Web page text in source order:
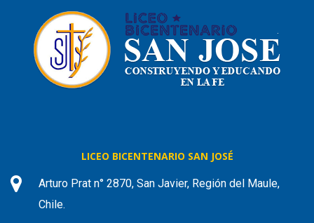
LICEO BICENTENARIO SAN JOSÉ
Arturo Prat n° 2870, San Javier, Región del Maule,
Chile.